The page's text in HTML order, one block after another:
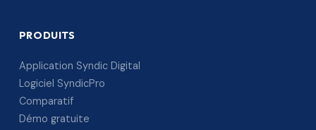
PRODUITS
Application Syndic Digital
Logiciel SyndicPro
Comparatif
Démo gratuite